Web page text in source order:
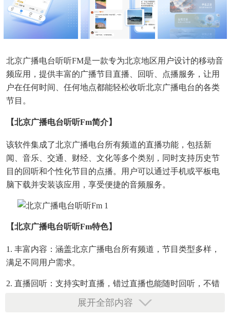
北京广播电台听听FM是一款专为北京地区用户设计的移动音
频应用，提供丰富的广播节目直播、回听、点播服务，让用
户在任何时间、任何地点都能轻松收听北京广播电台的各类
节目。
【北京广播电台听听fm简介】
该软件集成了北京广播电台所有频道的直播功能，包括新
闻、音乐、交通、财经、文化等多个类别，同时支持历史节
目的回听和个性化节目的点播。用户可以通过手机或平板电
脑下载并安装该应用，享受便捷的音频服务。
【北京广播电台听听fm特色】
1. 丰富内容：涵盖北京广播电台所有频道，节目类型多样，
满足不同用户需求。
2. 直播回听：支持实时直播，错过直播也能随时回听，不错
展开全部内容